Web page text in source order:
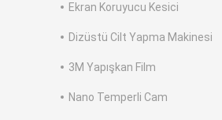
Ekran Koruyucu Kesici
Dizüstü Cilt Yapma Makinesi
3M Yapışkan Film
Nano Temperli Cam